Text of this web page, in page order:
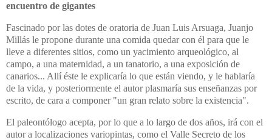
encuentro de gigantes
Fascinado por las dotes de oratoria de Juan Luis Arsuaga, Juanjo
Millás le propone durante una comida quedar con él para que le
lleve a diferentes sitios, como un yacimiento arqueológico, al
campo, a una maternidad, a un tanatorio, a una exposición de
canarios... Allí éste le explicaría lo que están viendo, y le hablaría
de la vida, y posteriormente el autor plasmaría sus enseñanzas por
escrito, de cara a componer "un gran relato sobre la existencia".
El paleontólogo acepta, por lo que a lo largo de dos años, irá con el
autor a localizaciones variopintas, como el Valle Secreto de los